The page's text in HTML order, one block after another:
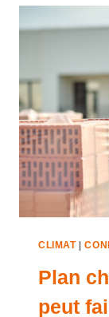
CLIMAT|
Plan
peut